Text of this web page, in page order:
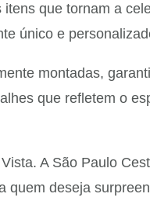
que tornam a
único e
montadas,
que refletem o
A São Paulo
deseja